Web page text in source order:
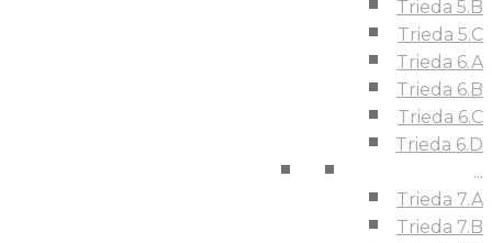
Trieda 5.B
Trieda 5.C
Trieda 6.A
Trieda 6.B
Trieda 6.C
Trieda 6.D
...
Trieda 7.A
Trieda 7.B